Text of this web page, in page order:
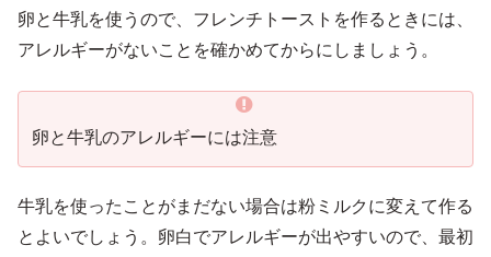
卵と牛乳を使うので、フレンチトーストを作るときには、
アレルギーがないことを確かめてからにしましょう。
卵と牛乳のアレルギーには注意
牛乳を使ったことがまだない場合は粉ミルクに変えて作る
とよいでしょう。卵白でアレルギーが出やすいので、最初